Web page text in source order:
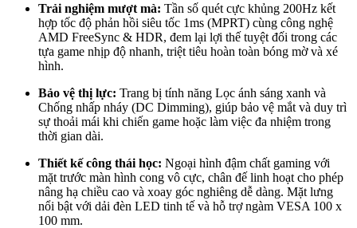
Trải nghiệm mượt mà: Tần số quét cực khủng 200Hz kết
hợp tốc độ phản hồi siêu tốc 1ms (MPRT) cùng công nghệ
AMD FreeSync & HDR, đem lại lợi thế tuyệt đối trong các
tựa game nhịp độ nhanh, triệt tiêu hoàn toàn bóng mờ và xé
hình.
Bảo vệ thị lực: Trang bị tính năng Lọc ánh sáng xanh và
Chống nhấp nháy (DC Dimming), giúp bảo vệ mắt và duy trì
sự thoải mái khi chiến game hoặc làm việc đa nhiệm trong
thời gian dài.
Thiết kế công thái học: Ngoại hình đậm chất gaming với
mặt trước màn hình cong vô cực, chân đế linh hoạt cho phép
nâng hạ chiều cao và xoay góc nghiêng dễ dàng. Mặt lưng
nổi bật với dải đèn LED tinh tế và hỗ trợ ngàm VESA 100 x
100 mm.